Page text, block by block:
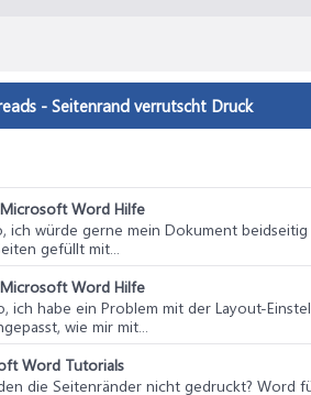
- Seitenrand verrutscht Druck
Microsoft Word Hilfe
ich würde gerne mein Dokument
gefüllt mit...
Microsoft Word Hilfe
ich habe ein Problem mit der Layout-
wie mir mit...
Word Tutorials
die Seitenränder nicht gedruckt? Word